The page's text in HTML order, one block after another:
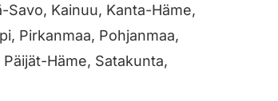
Savo, Kainuu, Kanta-Häme,
Pirkanmaa, Pohjanmaa,
Häme, Satakunta,